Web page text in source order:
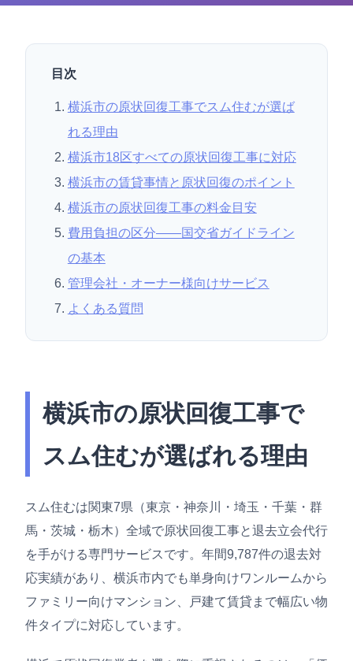
目次
横浜市の原状回復工事でスム住むが選ば
れる理由
横浜市18区すべての原状回復工事に対応
横浜市の賃貸事情と原状回復のポイント
横浜市の原状回復工事の料金目安
費用負担の区分——国交省ガイドライン
の基本
管理会社・オーナー様向けサービス
よくある質問
横浜市の原状回復工事で
スム住むが選ばれる理由
スム住むは関東7県（東京・神奈川・埼玉・千葉・群
馬・茨城・栃木）全域で原状回復工事と退去立会代行
を手がける専門サービスです。年間9,787件の退去対
応実績があり、横浜市内でも単身向けワンルームから
ファミリー向けマンション、戸建て賃貸まで幅広い物
件タイプに対応しています。